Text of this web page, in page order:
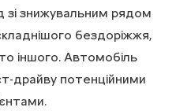
зі знижувальним рядом
бездоріжжя,
іншого. Автомобіль
драйву потенційними